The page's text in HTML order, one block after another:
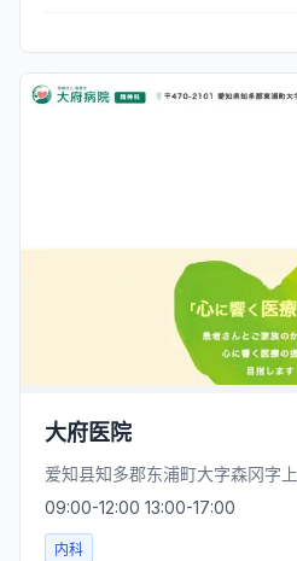
大府医院
爱知县知多郡东浦町大字森冈字
09:00-12:00 13:00-17:00
内科